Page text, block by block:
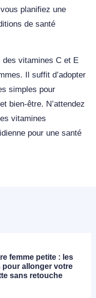
planifiez une
de santé
vitamines C et E
Il suffit d’adopter
simples pour
bien-être. N’attendez
vitamines
pour une santé
femme petite : les
pour allonger votre
sans retouche